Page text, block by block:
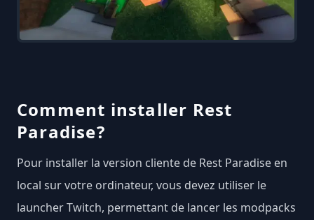
Comment installer Rest
Paradise?
Pour installer la version cliente de Rest Paradise en
local sur votre ordinateur, vous devez utiliser le
launcher Twitch, permettant de lancer les modpacks